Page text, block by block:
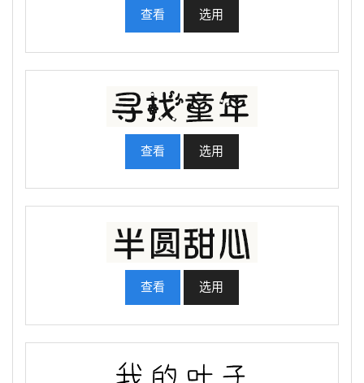
查看 选用
查看 选用
查看 选用